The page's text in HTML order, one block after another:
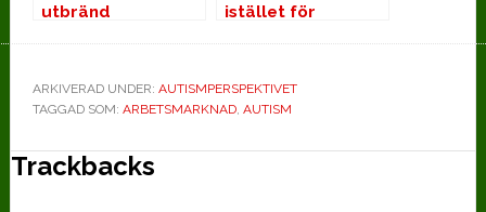
utbränd
istället för
ARKIVERAD UNDER: AUTISMPERSPEKTIVET
TAGGAD SOM: ARBETSMARKNAD, AUTISM
Läsarkommentarer
Trackbacks